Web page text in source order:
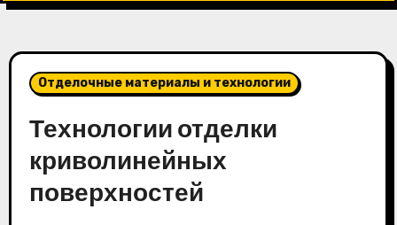
Отделочные материалы и технологии
Технологии отделки
криволинейных
поверхностей